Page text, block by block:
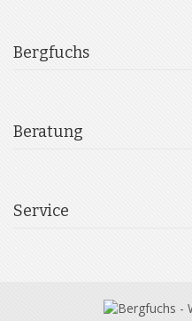
Bergfuchs
Beratung
Service